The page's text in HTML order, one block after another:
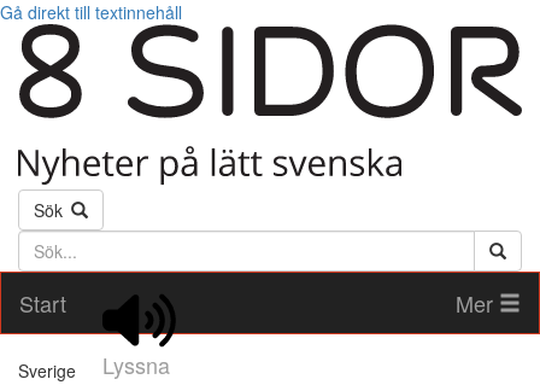
Gå direkt till textinnehåll
Sök
Söktext
Start
Lyssna
Mer
Sverige